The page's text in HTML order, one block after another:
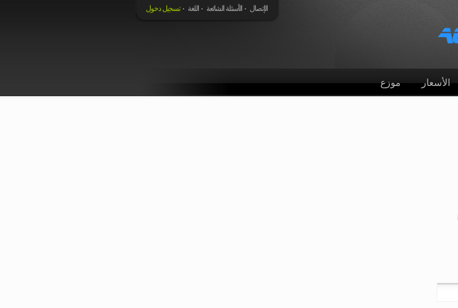
الإتصال الأسئلة الشائعة اللغة تسجيل دخول
الأسعار موزع